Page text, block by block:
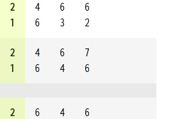
2
1
4
6
6
3
6
2
2
1
4
6
6
4
7
6
2
6
4
6